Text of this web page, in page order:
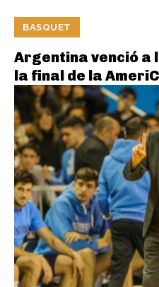
BASQUET
Argentina venció a
la final de la